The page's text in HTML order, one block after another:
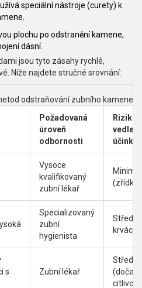
speciální nástroje (curety) k
plochu po odstranění kamene,
dásní.
jsou tyto zásahy rychlé,
Níže najdete stručné srovnání:
odstraňování zubního kamene
Požadovaná
úroveň
odbornosti
Riziko
účinků
Vysoce
kvalifikovaný
zubní lékař
(zřídka
Specializovaný
zubní
hygienista
Střední
s
Zubní lékař